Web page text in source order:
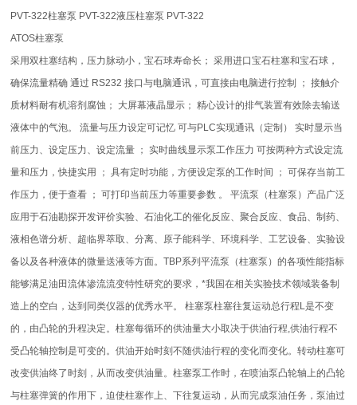
PVT-322柱塞泵 PVT-322液压柱塞泵 PVT-322
ATOS柱塞泵
采用双柱塞结构，压力脉动小，宝石球寿命长； 采用进口宝石柱塞和宝石球，
确保流量精确 通过 RS232 接口与电脑通讯，可直接由电脑进行控制 ； 接触介
质材料耐有机溶剂腐蚀； 大屏幕液晶显示； 精心设计的排气装置有效除去输送
液体中的气泡。 流量与压力设定可记忆 可与PLC实现通讯（定制） 实时显示当
前压力、设定压力、设定流量 ； 实时曲线显示泵工作压力 可按两种方式设定流
量和压力，快捷实用 ； 具有定时功能，方便设定泵的工作时间 ； 可保存当前工
作压力，便于查看 ； 可打印当前压力等重要参数 。 平流泵（柱塞泵）产品广泛
应用于石油勘探开发评价实验、石油化工的催化反应、聚合反应、食品、制药、
液相色谱分析、超临界萃取、分离、原子能科学、环境科学、工艺设备、实验设
备以及各种液体的微量送液等方面。TBP系列平流泵（柱塞泵）的各项性能指标
能够满足油田流体渗流流变特性研究的要求，*我国在相关实验技术领域装备制
造上的空白，达到同类仪器的优秀水平。 柱塞泵柱塞往复运动总行程L是不变
的，由凸轮的升程决定。柱塞每循环的供油量大小取决于供油行程,供油行程不
受凸轮轴控制是可变的。供油开始时刻不随供油行程的变化而变化。转动柱塞可
改变供油终了时刻，从而改变供油量。柱塞泵工作时，在喷油泵凸轮轴上的凸轮
与柱塞弹簧的作用下，迫使柱塞作上、下往复运动，从而完成泵油任务，泵油过